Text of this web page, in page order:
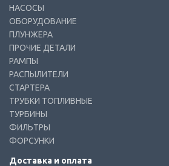
НАСОСЫ
ОБОРУДОВАНИЕ
ПЛУНЖЕРА
ПРОЧИЕ ДЕТАЛИ
РАМПЫ
РАСПЫЛИТЕЛИ
СТАРТЕРА
ТРУБКИ ТОПЛИВНЫЕ
ТУРБИНЫ
ФИЛЬТРЫ
ФОРСУНКИ
Доставка и оплата